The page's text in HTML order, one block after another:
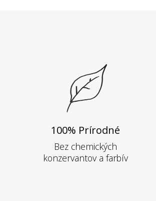
100% Prírodné
Bez chemických
konzervantov a farbív